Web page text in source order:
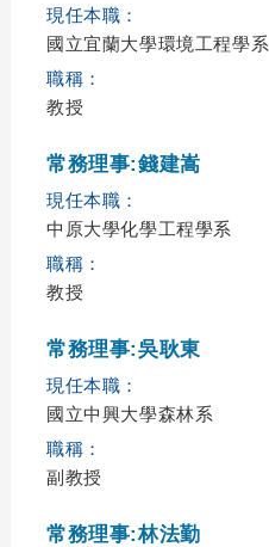
現任本職：
國立宜蘭大學環境工程學系
職稱：
教授
常務理事:錢建嵩
現任本職：
中原大學化學工程學系
職稱：
教授
常務理事:吳耿東
現任本職：
國立中興大學森林系
職稱：
副教授
常務理事:林法勤